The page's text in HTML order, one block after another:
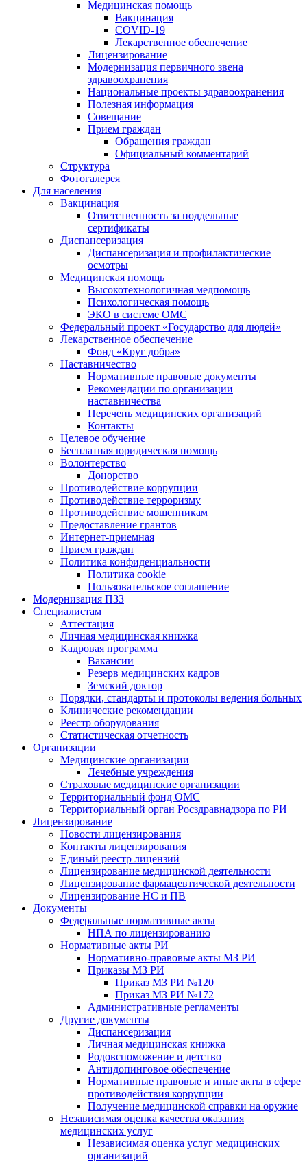
Медицинская помощь
Вакцинация
COVID-19
Лекарственное обеспечение
Лицензирование
Модернизация первичного звена
здравоохранения
Национальные проекты здравоохранения
Полезная информация
Совещание
Прием граждан
Обращения граждан
Официальный комментарий
Структура
Фотогалерея
Для населения
Вакцинация
Ответственность за поддельные
сертификаты
Диспансеризация
Диспансеризация и профилактические
осмотры
Медицинская помощь
Высокотехнологичная медпомощь
Психологическая помощь
ЭКО в системе ОМС
Федеральный проект «Государство для людей»
Лекарственное обеспечение
Фонд «Круг добра»
Наставничество
Нормативные правовые документы
Рекомендации по организации
наставничества
Перечень медицинских организаций
Контакты
Целевое обучение
Бесплатная юридическая помощь
Волонтерство
Донорство
Противодействие коррупции
Противодействие терроризму
Противодействие мошенникам
Предоставление грантов
Интернет-приемная
Прием граждан
Политика конфиденциальности
Политика cookie
Пользовательское соглашение
Модернизация ПЗЗ
Специалистам
Аттестация
Личная медицинская книжка
Кадровая программа
Вакансии
Резерв медицинских кадров
Земский доктор
Порядки, стандарты и протоколы ведения больных
Клинические рекомендации
Реестр оборудования
Статистическая отчетность
Организации
Медицинские организации
Лечебные учреждения
Страховые медицинские организации
Территориальный фонд ОМС
Территориальный орган Росздравнадзора по РИ
Лицензирование
Новости лицензирования
Контакты лицензирования
Единый реестр лицензий
Лицензирование медицинской деятельности
Лицензирование фармацевтической деятельности
Лицензирование НС и ПВ
Документы
Федеральные нормативные акты
НПА по лицензированию
Нормативные акты РИ
Нормативно-правовые акты МЗ РИ
Приказы МЗ РИ
Приказ МЗ РИ №120
Приказ МЗ РИ №172
Административные регламенты
Другие документы
Диспансеризация
Личная медицинская книжка
Родовспоможение и детство
Антидопинговое обеспечение
Нормативные правовые и иные акты в сфере
противодействия коррупции
Получение медицинской справки на оружие
Независимая оценка качества оказания
медицинских услуг
Независимая оценка услуг медицинскиx
организаций